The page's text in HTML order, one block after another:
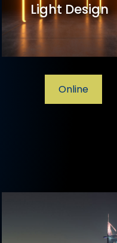
Design de Móveis
Online